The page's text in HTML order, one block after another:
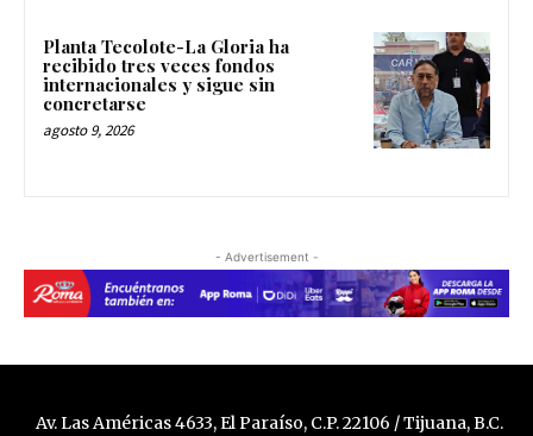
Planta Tecolote-La Gloria ha
recibido tres veces fondos
internacionales y sigue sin
concretarse
agosto 9, 2026
- Advertisement -
Av. Las Américas 4633, El Paraíso, C.P. 22106 / Tijuana, B.C.